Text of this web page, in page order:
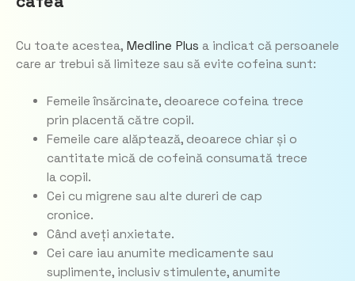
Cu toate acestea, Medline Plus a indicat că persoanele
care ar trebui să limiteze sau să evite cofeina sunt:
Femeile însărcinate, deoarece cofeina trece
prin placentă către copil.
Femeile care alăptează, deoarece chiar și o
cantitate mică de cofeină consumată trece
la copil.
Cei cu migrene sau alte dureri de cap
cronice.
Când aveți anxietate.
Cei care iau anumite medicamente sau
suplimente, inclusiv stimulente, anumite